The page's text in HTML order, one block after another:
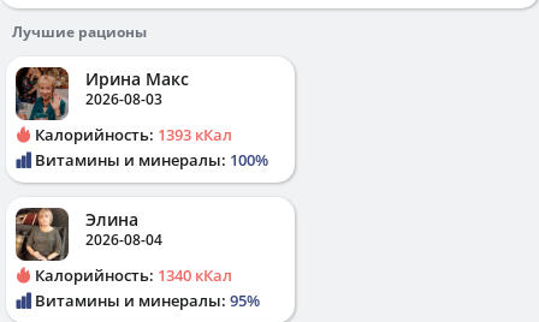
Лучшие рационы
Ирина Макс
2026-08-03
Калорийность: 1393 кКал
Витамины и минералы: 100%
Элина
2026-08-04
Калорийность: 1340 кКал
Витамины и минералы: 95%